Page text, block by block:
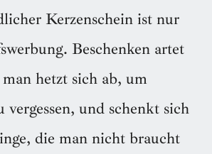
Kerzenschein ist nur
Beschenken artet
man hetzt sich ab, um
vergessen, und schenkt sich
die man nicht braucht